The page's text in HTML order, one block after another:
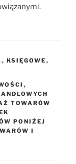
, KSIĘGOWE ,
,
TOWARÓW
PONIŻEJ
I